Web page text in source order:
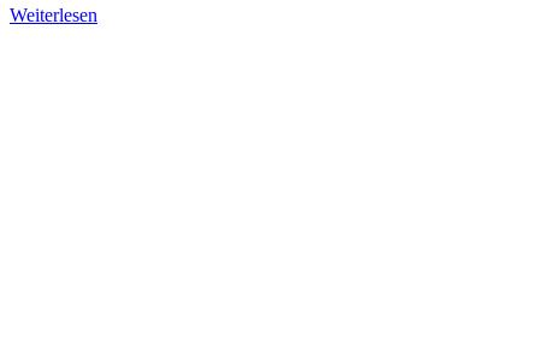
Weiterlesen